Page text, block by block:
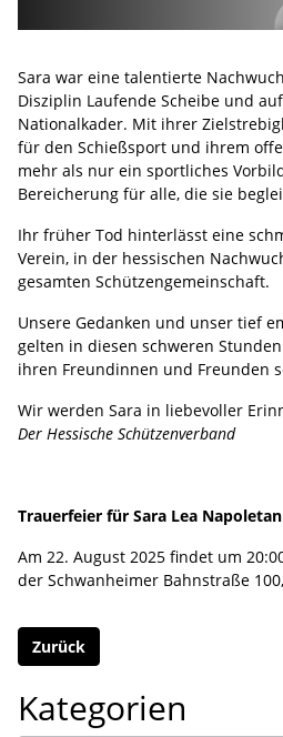
Sara war eine talentierte
Disziplin Laufende Scheibe und
Nationalkader. Mit ihrer
für den Schießsport und ihrem
mehr als nur ein sportliches
Bereicherung für alle, die sie
Ihr früher Tod hinterlässt eine
Verein, in der hessischen
gesamten Schützengemeinschaft.
Unsere Gedanken und unser tief
gelten in diesen schweren
ihren Freundinnen und Freunden
Wir werden Sara in liebevoller
Der Hessische Schützenverband
Trauerfeier für Sara Lea
Am 22. August 2025 findet um
der Schwanheimer Bahnstraße
Zurück
Kategorien